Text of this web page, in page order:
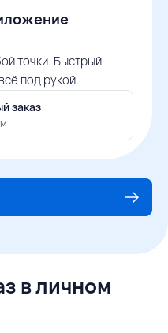
точки. Быстрый
под рукой.
заказ
в личном